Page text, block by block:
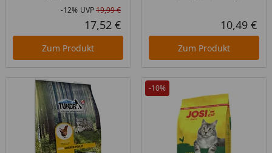
Rabatt in Prozent
-12%
Ursprünglicher Preis
UVP19,99 €
Aktueller Preis
17,52 €
Zum Produkt
10,49 €
Zum Produkt
-10%